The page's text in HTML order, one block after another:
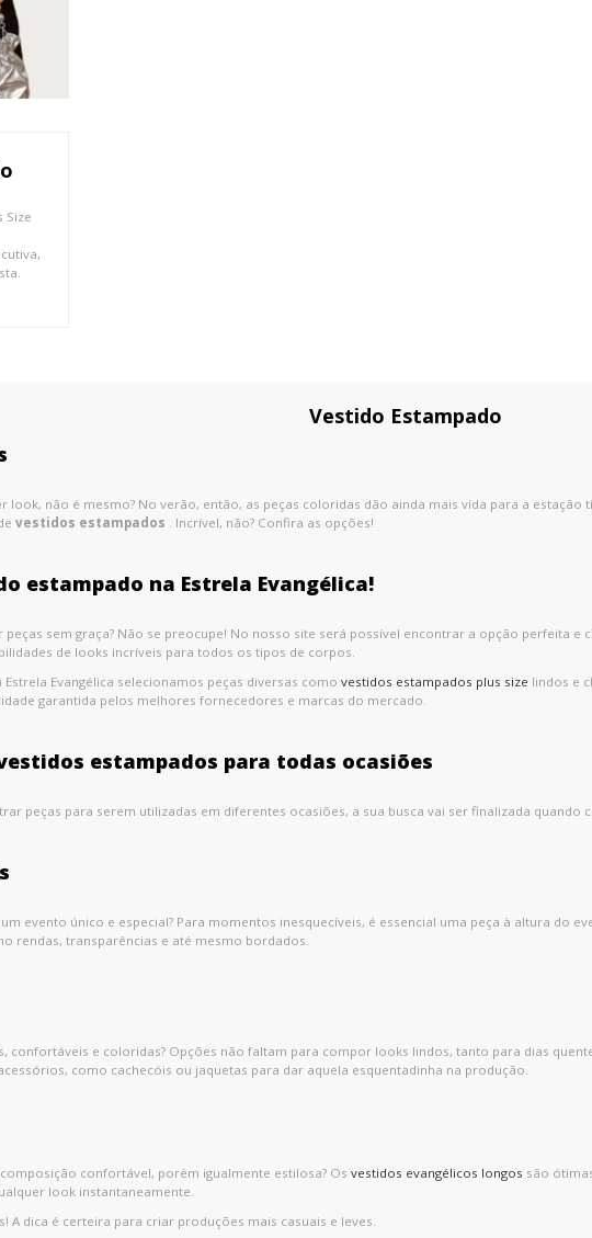
Size
Vestido Estampado
look, não é mesmo? No verão, então, as peças coloridas dão ainda mais vida para a estação
vestidos estampados . Incrível, não? Confira as opções!
estampado na Estrela Evangélica!
sem graça? Não se preocupe! No nosso site será possível encontrar a opção perfeita
de looks incríveis para todos os tipos de corpos.
Evangélica selecionamos peças diversas como vestidos estampados plus size lindos e
garantida pelos melhores fornecedores e marcas do mercado.
estampados para todas ocasiões
peças para serem utilizadas em diferentes ocasiões, a sua busca vai ser finalizada
evento único e especial? Para momentos inesquecíveis, é essencial uma peça à altura do
rendas, transparências e até mesmo bordados.
confortáveis e coloridas? Opções não faltam para compor looks lindos, tanto para dias
como cachecóis ou jaquetas para dar aquela esquentadinha na produção.
confortável, porém igualmente estilosa? Os vestidos evangélicos longos são
look instantaneamente.
A dica é certeira para criar produções mais casuais e leves.